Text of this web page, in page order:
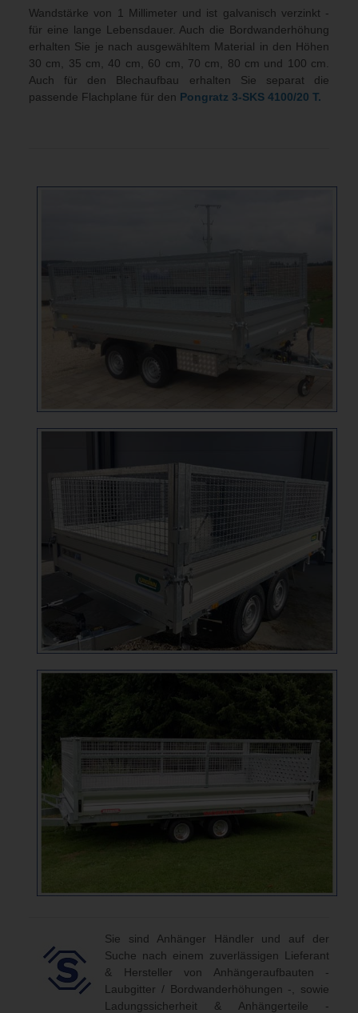
Wandstärke von 1 Millimeter und ist galvanisch verzinkt -
für eine lange Lebensdauer. Auch die Bordwanderhöhung
erhalten Sie je nach ausgewähltem Material in den Höhen
30 cm, 35 cm, 40 cm, 60 cm, 70 cm, 80 cm und 100 cm.
Auch für den Blechaufbau erhalten Sie separat die
passende Flachplane für den Pongratz 3-SKS 4100/20 T.
Sie sind Anhänger Händler und auf der
Suche nach einem zuverlässigen Lieferant
& Hersteller von Anhängeraufbauten -
Laubgitter / Bordwanderhöhungen -, sowie
Ladungssicherheit & Anhängerteile -